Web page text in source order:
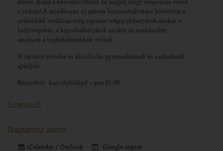
életet. Kapd a kezedbe Döncit és hagyd, hogy megossza veled
a titkait! A mindössze 45 perces kutyasétáltatást követően a
szüleiddel önállóan még egyszer végig járhatjátok azokat a
helyiségeket, s kipróbálhatjátok azokat az eszközöket,
amelyek a legérdekesebbek voltak.
A tárlatot óvodás és kisiskolás gyermekeknek és szüleiknek
ajánljuk.
Részvétel: kastélybelépő + 900 Ft/fő
Szervező
Naptárhoz adom
iCalendar / Outlook Google naptár